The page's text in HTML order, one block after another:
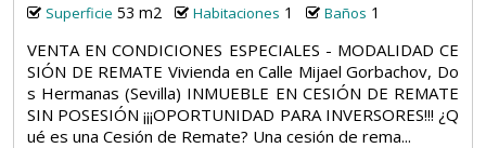
Superficie 53 m2 Habitaciones 1 Baños 1
VENTA EN CONDICIONES ESPECIALES - MODALIDAD CE
SIÓN DE REMATE Vivienda en Calle Mijael Gorbachov, Do
s Hermanas (Sevilla) INMUEBLE EN CESIÓN DE REMATE
SIN POSESIÓN ¡¡¡OPORTUNIDAD PARA INVERSORES!!! ¿Q
ué es una Cesión de Remate? Una cesión de rema...